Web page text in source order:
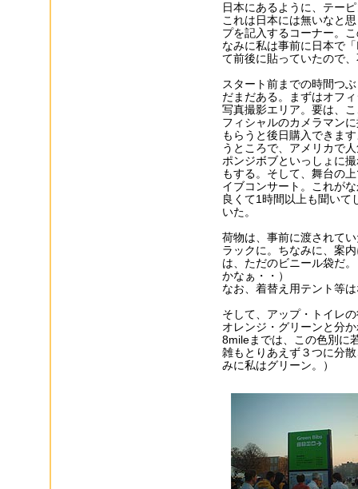
日本にあるように、テー
これは日本には無いなと
プを記入するコーナー。
なみに私は事前に日本で
て前後に貼っていたので
スタート前までの時間つ
だまだある。まずはオフ
写真撮影エリア。要は、
フィシャルのカメラマン
もらうと後日購入できま
うところで、アメリカで
ポンジボブといっしょに
もする。そして、舞台の
イブコンサート。これが
良くて1時間以上も聞いて
いた。
荷物は、事前に渡されて
ラックに。ちなみに、案
は、ただのビニール袋だ
かなぁ・・）
なお、着替え用テント等
そして、アップ・トイレ
オレンジ・グリーンと分
8mileまでは、この色別に
雑もとりあえず３つに分
みに私はグリーン。）